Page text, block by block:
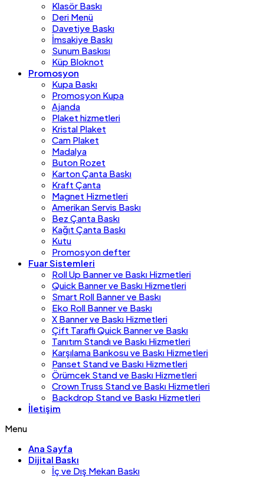
Klasör Baskı
Deri Menü
Davetiye Baskı
İmsakiye Baskı
Sunum Baskısı
Küp Bloknot
Promosyon
Kupa Baskı
Promosyon Kupa
Ajanda
Plaket hizmetleri
Kristal Plaket
Cam Plaket
Madalya
Buton Rozet
Karton Çanta Baskı
Kraft Çanta
Magnet Hizmetleri
Amerikan Servis Baskı
Bez Çanta Baskı
Kağıt Çanta Baskı
Kutu
Promosyon defter
Fuar Sistemleri
Roll Up Banner ve Baskı Hizmetleri
Quick Banner ve Baskı Hizmetleri
Smart Roll Banner ve Baskı
Eko Roll Banner ve Baskı
X Banner ve Baskı Hizmetleri
Çift Taraflı Quick Banner ve Baskı
Tanıtım Standı ve Baskı Hizmetleri
Karşılama Bankosu ve Baskı Hizmetleri
Panset Stand ve Baskı Hizmetleri
Örümcek Stand ve Baskı Hizmetleri
Crown Truss Stand ve Baskı Hizmetleri
Backdrop Stand ve Baskı Hizmetleri
İletişim
Menu
Ana Sayfa
Dijital Baskı
İç ve Dış Mekan Baskı